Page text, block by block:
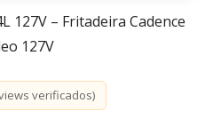
127V – Fritadeira Cadence
127V
verificados)